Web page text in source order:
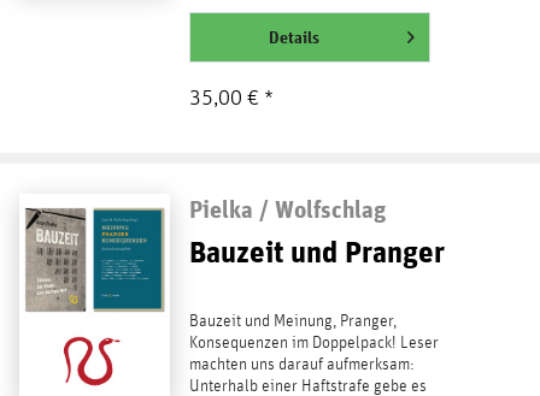
auch nur...
weiterlesenDetails
35,00 € *
Pielka / Wolfschlag
Bauzeit und Pranger
Bauzeit und Meinung, Pranger,
Konsequenzen im Doppelpack! Leser
machten uns darauf aufmerksam:
Unterhalb einer Haftstrafe gebe es